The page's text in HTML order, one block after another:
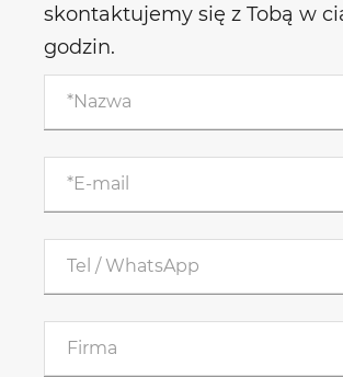
skontaktujemy się z Tobą w
godzin.